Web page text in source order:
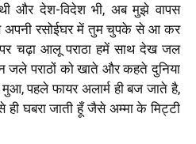
और देश-विदेश भी, अब मुझे वापस
अपनी रसोईघर में तुम चुपके से आ कर
चढ़ा आलू पराठा हमें साथ देख जल
जले पराठों को खाते और कहते दुनिया
पहले फायर अलार्म ही बज जाते है,
घबरा जाती हूँ जैसे अम्मा के मिट्टी